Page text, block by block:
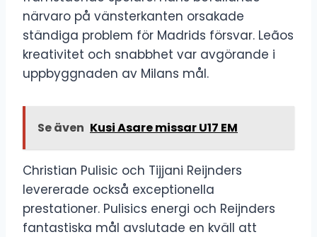
närvaro på vänsterkanten orsakade
ständiga problem för Madrids försvar. Leãos
kreativitet och snabbhet var avgörande i
uppbyggnaden av Milans mål.
Se även Kusi Asare missar U17 EM
Christian Pulisic och Tijjani Reijnders
levererade också exceptionella
prestationer. Pulisics energi och Reijnders
fantastiska mål avslutade en kväll att